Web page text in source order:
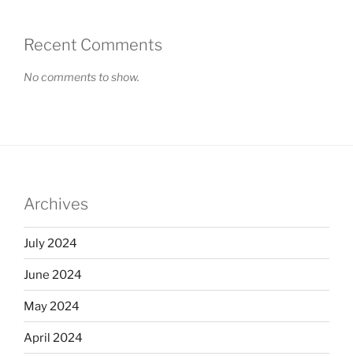
Recent Comments
No comments to show.
Archives
July 2024
June 2024
May 2024
April 2024